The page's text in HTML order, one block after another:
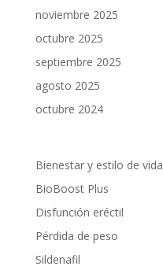
noviembre 2025
octubre 2025
septiembre 2025
agosto 2025
octubre 2024
Bienestar y estilo de vida
BioBoost Plus
Disfunción eréctil
Pérdida de peso
Sildenafil